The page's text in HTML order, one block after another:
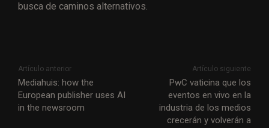
busca de caminos alternativos.
Artículo anterior
Mediahuis: how the
European publisher uses AI
in the newsroom
Artículo siguiente
PwC vaticina que los
eventos en vivo en la
industria de los medios
crecerán y volverán a